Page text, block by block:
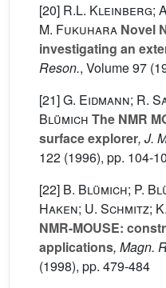
[20] R.L. Kleinberg;
M. Fukuhara Novel
investigating an
Reson., Volume 97
[21]G. Eidmann; R.
Blümich The NMR
surface explorer, J.
122 (1996), pp. 104-
[22] B. Blümich; P.
Haken; U. Schmitz;
NMR-MOUSE:
applications, Magn.
(1998), pp. 479-484